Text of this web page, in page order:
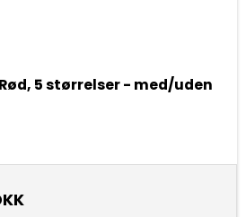
5 størrelser - med/uden